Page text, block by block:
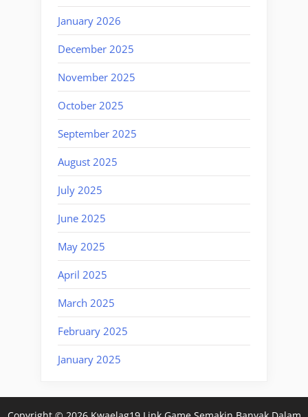
January 2026
December 2025
November 2025
October 2025
September 2025
August 2025
July 2025
June 2025
May 2025
April 2025
March 2025
February 2025
January 2025